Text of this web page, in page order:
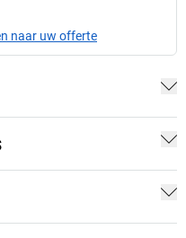
naar uw offerte